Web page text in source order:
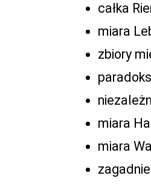
całka
miara
zbiory
miara
miara